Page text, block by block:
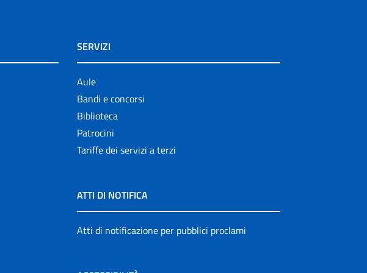
SERVIZI
Aule
Bandi e concorsi
Biblioteca
Patrocini
Tariffe dei servizi a terzi
ATTI DI NOTIFICA
Atti di notificazione per pubblici proclami